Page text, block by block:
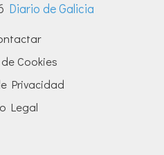
Diario de Galicia
Cookies
Privacidad
Legal